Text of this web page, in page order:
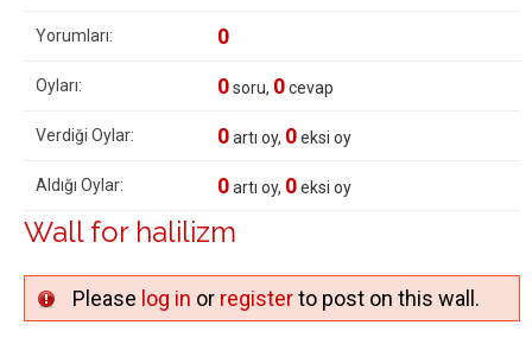
Yorumları: 0
Oyları: 0soru, 0cevap
Verdiği Oylar: 0artı oy, 0eksi oy
Aldığı Oylar: 0artı oy, 0eksi oy
Wall for halilizm
Please log in or registerto post on this wall.